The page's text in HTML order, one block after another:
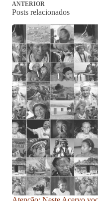
ANTERIOR
Posts relacionados